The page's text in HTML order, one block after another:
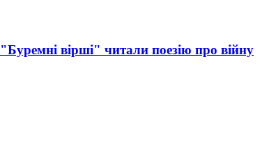
вірші" читали поезію про війну